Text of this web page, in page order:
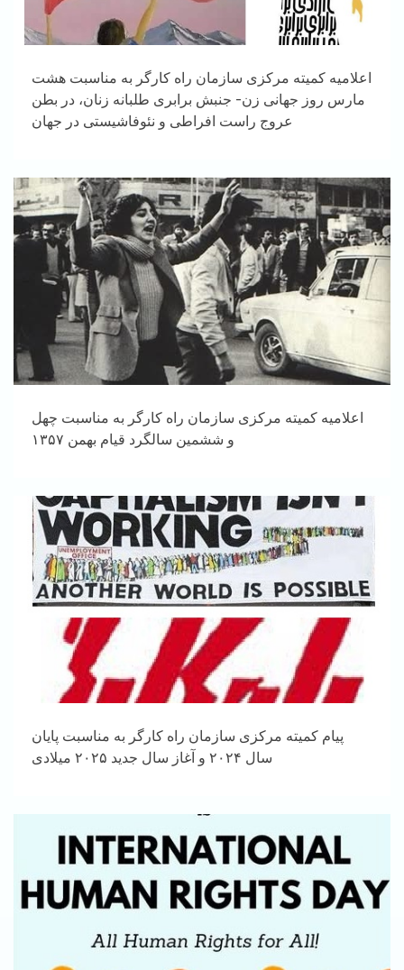
اعلامیه کمیته مرکزی سازمان راه کارگر به مناسبت هشت
مارس روز جهانی زن- جنبش برابری طلبانه زنان، در بطن
عروج راست افراطی و نئوفاشیستی در جهان
اعلامیه کمیته مرکزی سازمان راه کارگر به مناسبت چهل
و ششمین سالگرد قیام بهمن ۱۳۵۷
پیام کمیته مرکزی سازمان راه کارگر به مناسبت پایان
سال ۲۰۲۴ و آغاز سال جدید ۲۰۲۵ میلادی